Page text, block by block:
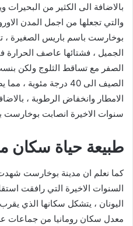
بالاضافة الى الكثير من البحيرات
والتي تجعلها من اجمل المدن
بوخارست باسم باريس الصغيرة ،
الصفر مع تساقط الثلوج ولكن
الصيف الى 40 درجة
الامطار وانخفاض الرطوبة ،
سنوات الاخيرة انصابت بوخارست
طبيعة حياة سكان
كما نعلم ان مدينة بوخارست
السنوات الاخيرة التي رافقت
اليونان ، يتشكل سكانها الذي
معدل سكان رومانيا من جماعات